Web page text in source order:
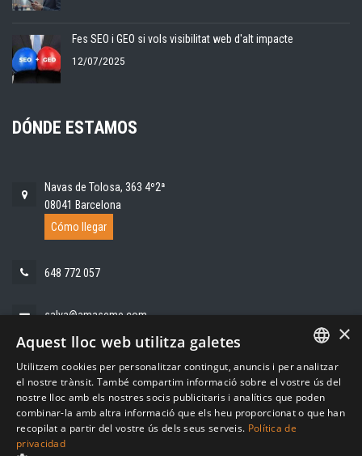
Fes SEO i GEO si vols visibilitat web d'alt impacte
12/07/2025
DÓNDE ESTAMOS
Navas de Tolosa, 363 4º2ª
08041 Barcelona
Cómo llegar
648 772 057
salva@amaseme.com
SPANISH
CATALAN
×
Aquest lloc web utilitza galetes
Utilitzem cookies per personalitzar contingut, anuncis i per analitzar
el nostre trànsit. També compartim informació sobre el vostre ús del
nostre lloc amb els nostres socis publicitaris i analítics que poden
combinar-la amb altra informació que els heu proporcionat o que han
recopilat a partir del vostre ús dels seus serveis. Política de
privacidad